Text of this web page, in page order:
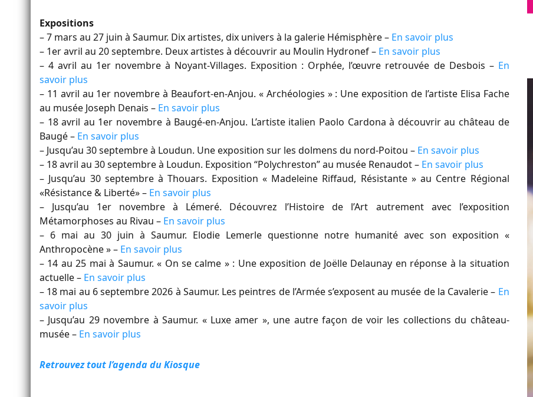
Expositions
– 7 mars au 27 juin à Saumur. Dix artistes, dix univers à la galerie Hémisphère – En savoir plus
– 1er avril au 20 septembre. Deux artistes à découvrir au Moulin Hydronef – En savoir plus
– 4 avril au 1er novembre à Noyant-Villages. Exposition : Orphée, l’œuvre retrouvée de Desbois – En
savoir plus
– 11 avril au 1er novembre à Beaufort-en-Anjou. « Archéologies » : Une exposition de l’artiste Elisa Fache
au musée Joseph Denais – En savoir plus
– 18 avril au 1er novembre à Baugé-en-Anjou. L’artiste italien Paolo Cardona à découvrir au château de
Baugé – En savoir plus
– Jusqu’au 30 septembre à Loudun. Une exposition sur les dolmens du nord-Poitou – En savoir plus
– 18 avril au 30 septembre à Loudun. Exposition “Polychreston” au musée Renaudot – En savoir plus
– Jusqu’au 30 septembre à Thouars. Exposition « Madeleine Riffaud, Résistante » au Centre Régional
«Résistance & Liberté» – En savoir plus
– Jusqu’au 1er novembre à Lémeré. Découvrez l’Histoire de l’Art autrement avec l’exposition
Métamorphoses au Rivau – En savoir plus
– 6 mai au 30 juin à Saumur. Elodie Lemerle questionne notre humanité avec son exposition «
Anthropocène » – En savoir plus
– 14 au 25 mai à Saumur. « On se calme » : Une exposition de Joëlle Delaunay en réponse à la situation
actuelle – En savoir plus
– 18 mai au 6 septembre 2026 à Saumur. Les peintres de l’Armée s’exposent au musée de la Cavalerie – En
savoir plus
– Jusqu’au 29 novembre à Saumur. « Luxe amer », une autre façon de voir les collections du château-
musée – En savoir plus
Retrouvez tout l’agenda du Kiosque